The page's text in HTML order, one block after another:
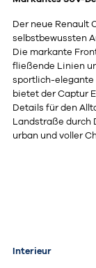
Der neue Renault
selbstbewussten
Die markante
fließende Linien
sportlich-elegante
bietet der Captur
Details für den
Landstraße durch
urban und voller
Interieur